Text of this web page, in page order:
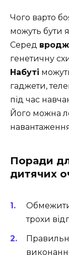
Чого варто
можуть бути
Серед
генетичну
Набуті
гаджети,
під час
Його можна
Поради
дитячих
трохи